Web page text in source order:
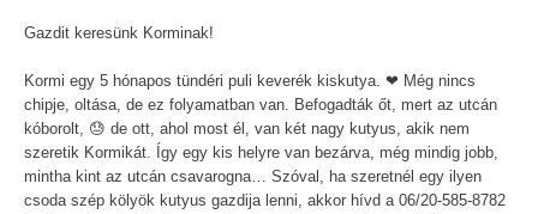
Gazdit keresünk Korminak!
Kormi egy 5 hónapos tündéri puli keverék kiskutya. ❤ Még nincs
chipje, oltása, de ez folyamatban van. Befogadták őt, mert az utcán
kóborolt, 😓 de ott, ahol most él, van két nagy kutyus, akik nem
szeretik Kormikát. Így egy kis helyre van bezárva, még mindig jobb,
mintha kint az utcán csavarogna… Szóval, ha szeretnél egy ilyen
csoda szép kölyök kutyus gazdija lenni, akkor hívd a 06/20-585-8782